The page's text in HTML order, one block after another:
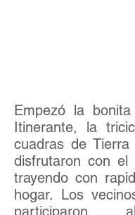
Empezó la
Itinerante, la
cuadras de
disfrutaron con el
trayendo con
hogar. Los
participaron